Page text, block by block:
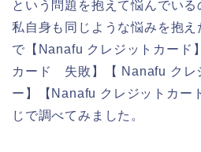
という問題を抱えて悩んでい
私自身も同じような悩みを抱え
で【Nanafu クレジットカード
カード 失敗】【 Nanafu ク
ー】【Nanafu クレジットカ
じで調べてみました。